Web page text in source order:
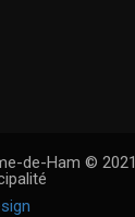
de-Ham © 2021